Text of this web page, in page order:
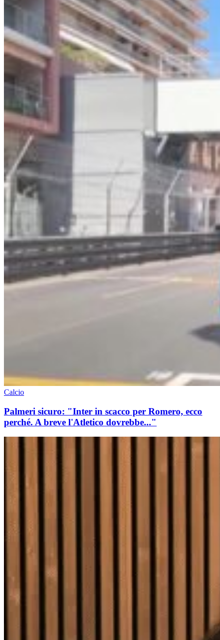
Calcio
Palmeri sicuro: "Inter in scacco per Romero, ecco
perché. A breve l'Atletico dovrebbe..."